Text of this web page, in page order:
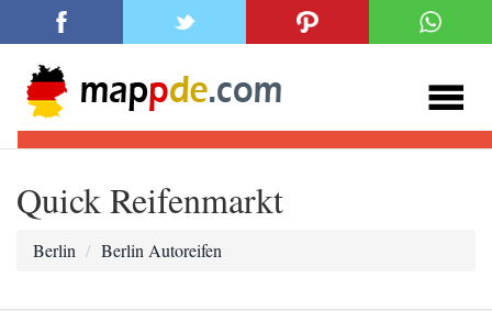
Quick Reifenmarkt
Berlin Berlin Autoreifen